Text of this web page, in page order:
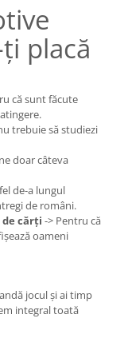
placă
că sunt făcute
trebuie să studiezi
doar câteva
de-a lungul
de români.
cărți -> Pentru că
oameni
jocul și ai timp
integral toată